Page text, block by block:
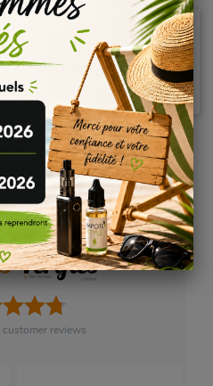
pour le moment.
question
customer reviews